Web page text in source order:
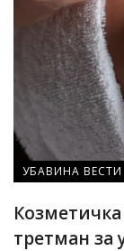
УБАВИНА ВЕСТИ
третман за